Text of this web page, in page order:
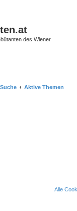
des Wiener
Suche Aktive Themen
Alle